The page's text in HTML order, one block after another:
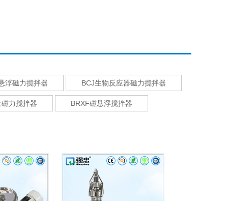
浮磁力搅拌器 BCJ生物反应器磁力搅拌器
力搅拌器 BRXF磁悬浮搅拌器